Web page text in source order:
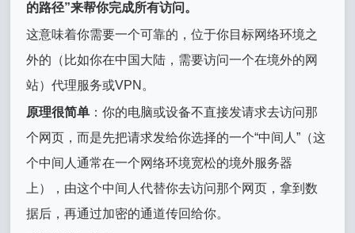
的路径”来帮你完成所有访问。
这意味着你需要一个可靠的，位于你目标网络环境之
外的（比如你在中国大陆，需要访问一个在境外的网
站）代理服务或VPN。
原理很简单 ：你的电脑或设备不直接发请求去访问那
个网页，而是先把请求发给你选择的一个“中间人”（这
个中间人通常在一个网络环境宽松的境外服务器
上），由这个中间人代替你去访问那个网页，拿到数
据后，再通过加密的通道传回给你。